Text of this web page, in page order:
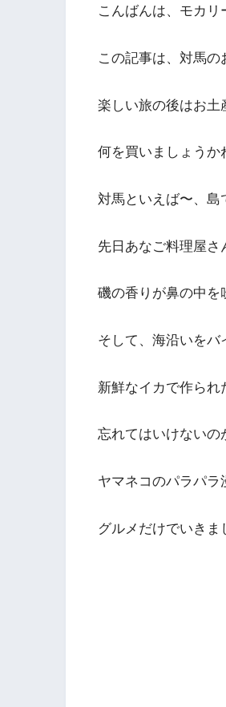
こんばんは、モカリ
この記事は、対馬の
楽しい旅の後はお土
何を買いましょうか
対馬といえば〜、
先日あなご料理屋さ
磯の香りが鼻の中を
そして、海沿いをバ
新鮮なイカで作られ
忘れてはいけないの
ヤマネコのパラパラ
グルメだけでいき